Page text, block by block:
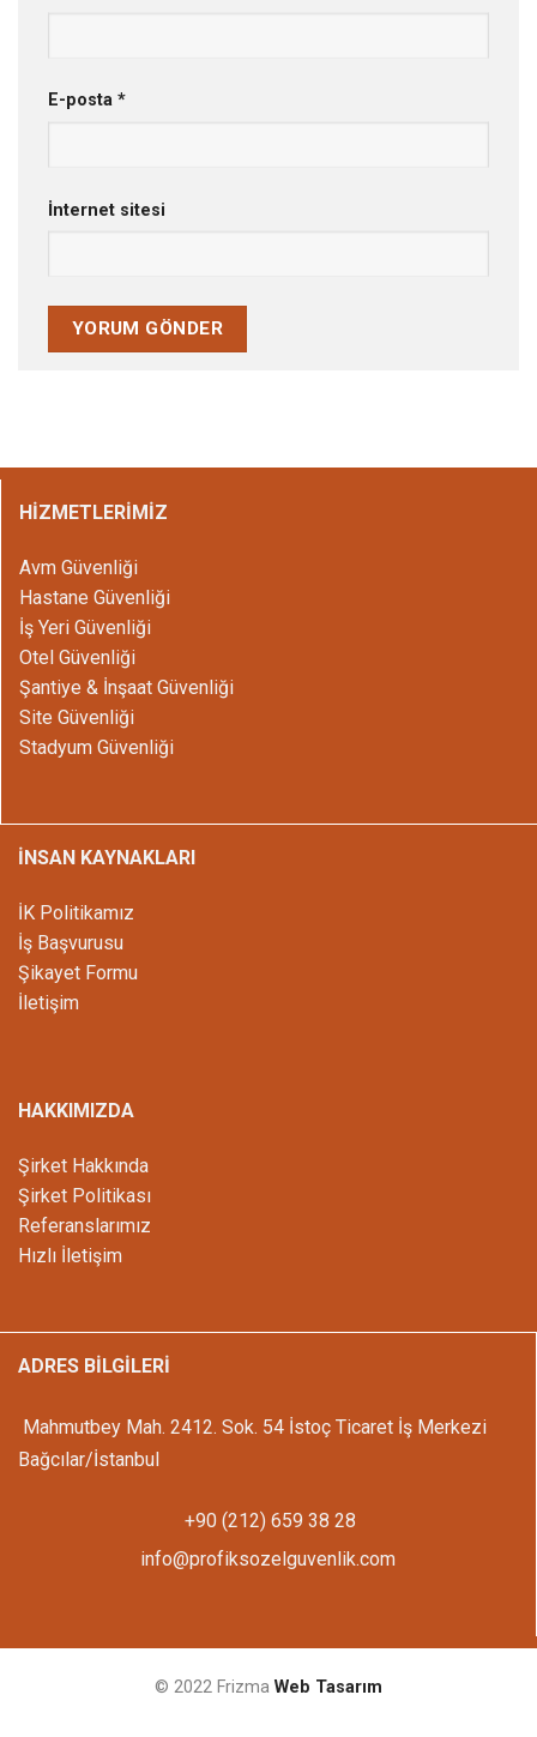
E-posta *
İnternet sitesi
HİZMETLERİMİZ
Avm Güvenliği
Hastane Güvenliği
İş Yeri Güvenliği
Otel Güvenliği
Şantiye & İnşaat Güvenliği
Site Güvenliği
Stadyum Güvenliği
İNSAN KAYNAKLARI
İK Politikamız
İş Başvurusu
Şikayet Formu
İletişim
HAKKIMIZDA
Şirket Hakkında
Şirket Politikası
Referanslarımız
Hızlı İletişim
ADRES BİLGİLERİ
Mahmutbey Mah. 2412. Sok. 54 İstoç Ticaret İş Merkezi
Bağcılar/İstanbul
+90 (212) 659 38 28
info@profiksozelguvenlik.com
© 2022 Frizma Web Tasarım